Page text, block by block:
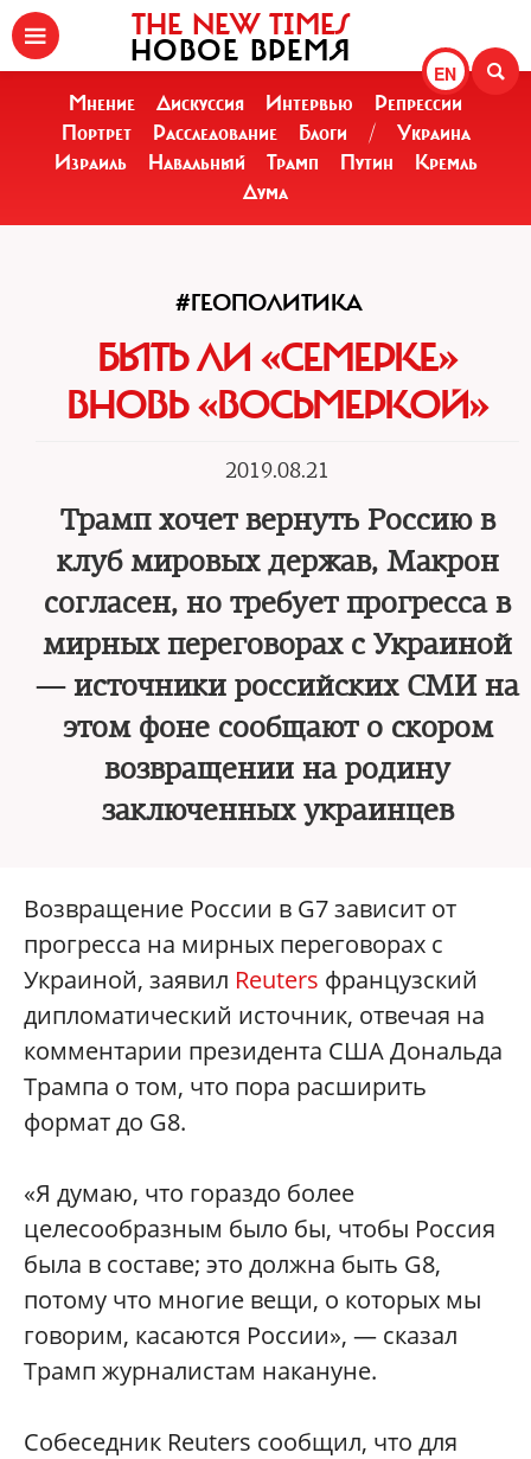
EN
THE NEW TIMES
НОВОЕ ВРЕМЯ
Мнение Дискуссия Интервью
Репрессии
Портрет
Расследование Блоги /
Украина
Израиль
Навальный Трамп Путин
Кремль
Дума
#ГЕОПОЛИТИКА
БЫТЬ ЛИ «СЕМЕРКЕ»
ВНОВЬ «ВОСЬМЕРКОЙ»
2019.08.21
Трамп хочет вернуть Россию в
клуб мировых держав, Макрон
согласен, но требует прогресса в
мирных переговорах с Украиной
— источники российских СМИ на
этом фоне сообщают о скором
возвращении на родину
заключенных украинцев
Возвращение России в G7 зависит от
прогресса на мирных переговорах с
Украиной, заявил Reuters французский
дипломатический источник, отвечая на
комментарии президента США Дональда
Трампа о том, что пора расширить
формат до G8.
«Я думаю, что гораздо более
целесообразным было бы, чтобы Россия
была в составе; это должна быть G8,
потому что многие вещи, о которых мы
говорим, касаются России», — сказал
Трамп журналистам накануне.
Собеседник Reuters сообщил, что для